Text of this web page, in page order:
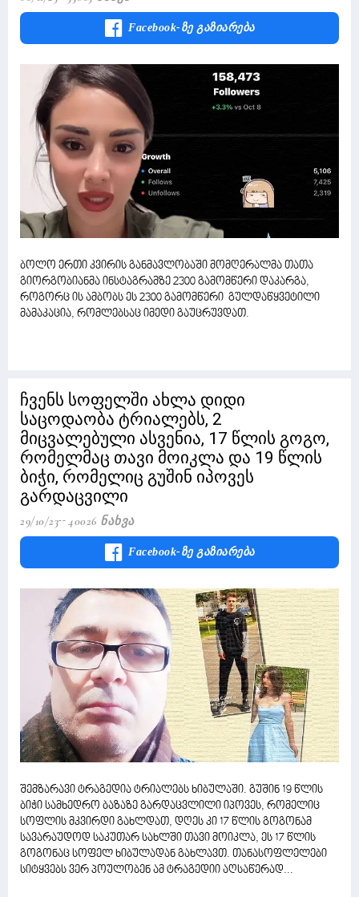
Facebook-Ზე Გაზიარება
ბოლო ერთი კვირის განმავლობაში მომღერალმა თათა
გიორგობიანმა ინსტაგრამზე 2300 გამომწერი დაკარგა,
როგორც ის ამბობს ეს 2300 გამომწერი გულდაწყვეტილი
მამაკაცია, რომლებსაც იმედი გაუცრუვდათ.
ჩვენს სოფელში ახლა დიდი
საცოდაობა ტრიალებს, 2
მიცვალებული ასვენია, 17 წლის გოგო,
რომელმაც თავი მოიკლა და 19 წლის
ბიჭი, რომელიც გუშინ იპოვეს
გარდაცვილი
29/10/23 40026 Ნახვა
Facebook-Ზე Გაზიარება
შემზარავი ტრაგედია ტრიალებს ხიბულაში. გუშინ 19 წლის
ბიჭი სამხედრო ბაზაზე გარდაცვლილი იპოვეს, რომელიც
სოფლის მკვირდი გახლდათ, დღეს კი 17 წლის გოგონამ
სავარაუდოდ საკუთარ სახლში თავი მოიკლა, ეს 17 წლის
გოგონაც სოფელ ხიბულადან გახლავთ. თანასოფლელები
სიტყვებს ვერ პოულობენ ამ ტრაგედიი აღსაწერად...